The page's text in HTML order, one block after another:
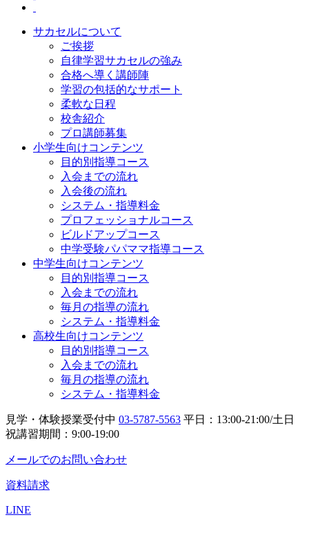
サカセルについて
ご挨拶
自律学習サカセルの強み
合格へ導く講師陣
学習の包括的なサポート
柔軟な日程
校舎紹介
プロ講師募集
小学生向けコンテンツ
目的別指導コース
入会までの流れ
入会後の流れ
システム・指導料金
プロフェッショナルコース
ビルドアップコース
中学受験パパママ指導コース
中学生向けコンテンツ
目的別指導コース
入会までの流れ
毎月の指導の流れ
システム・指導料金
高校生向けコンテンツ
目的別指導コース
入会までの流れ
毎月の指導の流れ
システム・指導料金
見学・体験授業受付中 03-5787-5563 平日：13:00-21:00/土日
祝講習期間：9:00-19:00
メールでのお問い合わせ
資料請求
LINE